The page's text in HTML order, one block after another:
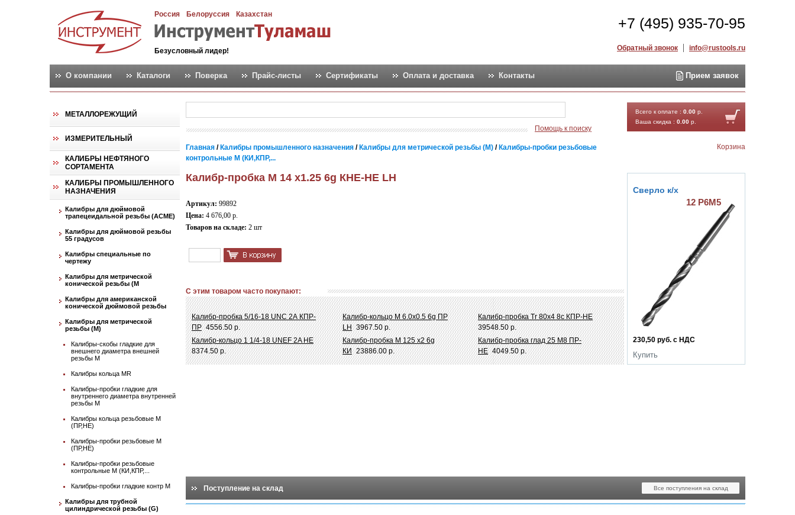
Россия Белоруссия Казахстан
Безусловный лидер!
+7 (495) 935-70-95
Обратный звонок info@rustools.ru
О компании Каталоги Поверка Прайс-листы Сертификаты Оплата и доставка Контакты Прием заявок
МЕТАЛЛОРЕЖУЩИЙ
ИЗМЕРИТЕЛЬНЫЙ
КАЛИБРЫ НЕФТЯНОГО
СОРТАМЕНТА
КАЛИБРЫ ПРОМЫШЛЕННОГО
НАЗНАЧЕНИЯ
Калибры для дюймовой
трапецеидальной резьбы (АСМЕ)
Калибры для дюймовой резьбы
55 градусов
Калибры специальные по
чертежу
Калибры для метрической
конической резьбы (М
Калибры для американской
конической дюймовой резьбы
Калибры для метрической
резьбы (М)
Калибры-скобы гладкие для
внешнего диаметра внешней
резьбы М
Калибры кольца MR
Калибры-пробки гладкие для
внутреннего диаметра внутренней
резьбы М
Калибры кольца резьбовые М
(ПР,НЕ)
Калибры-пробки резьбовые М
(ПР,НЕ)
Калибры-пробки резьбовые
контрольные М (КИ,КПР,...
Калибры-пробки гладкие контр М
Калибры для трубной
цилиндрической резьбы (G)
Помощь к поиску
Всего к оплате : 0.00 р.
Ваша скидка : 0.00 р.
Корзина
Главная / Калибры промышленного назначения / Калибры для метрической резьбы (М) / Калибры-пробки резьбовые
контрольные М (КИ,КПР,...
Калибр-пробка М 14 х1.25 6g КНЕ-НЕ LH
Артикул: 99892
Цена: 4 676,00 р.
Товаров на складе: 2 шт
С этим товаром часто покупают:
Калибр-пробка 5/16-18 UNC 2А КПР-
ПР 4556.50 р.
Калибр-кольцо М 6.0х0.5 6g ПР
LH 3967.50 р.
Калибр-пробка Tr 80х4 8c КПР-НЕ
39548.50 р.
Калибр-кольцо 1 1/4-18 UNEF 2A НЕ
8374.50 р.
Калибр-пробка М 125 х2 6g
КИ 23886.00 р.
Калибр-пробка глад 25 M8 ПР-
НЕ 4049.50 р.
230,50 руб. с НДС
Купить
Сверло к/х
12 Р6М5
Поступление на склад Все поступления на склад